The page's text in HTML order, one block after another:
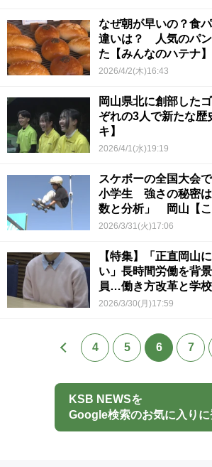
なぜ朝が早いの？食
違いは？ 人気のパ
た【みんなのハテナ】
2026/4/2(木)16:43
岡山県北に創部した
ぞれの3人で新たな歴
キ】
2026/4/1(水)19:19
スケボーの全国大会
小学生 強さの秘密は
数と分析」 岡山【
ク】
2026/3/31(火)17:06
【特集】「正直岡山
い」長時間労働を背
員…働き方改革と学
2026/3/30(月)17:59
4 5 6 7
KSB NEWSを
Google検索のお気に入りに